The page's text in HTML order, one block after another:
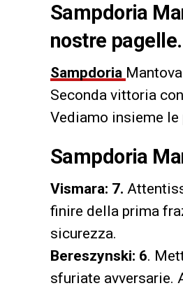
Sampdoria
nostre
Sampdoria
Seconda vittoria
Vediamo insieme le
Sampdoria
Vismara: 7.
finire della prima
sicurezza.
Bereszynski: 6.
sfuriate avversarie.